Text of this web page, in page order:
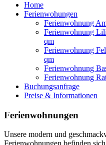
Home
Ferienwohungen
Ferienwohnung
Ferienwohnung
qm
Ferienwohnung
qm
Ferienwohnung
Ferienwohnung
Buchungsanfrage
Preise & Informationen
Ferienwohnungen
Unsere modern und